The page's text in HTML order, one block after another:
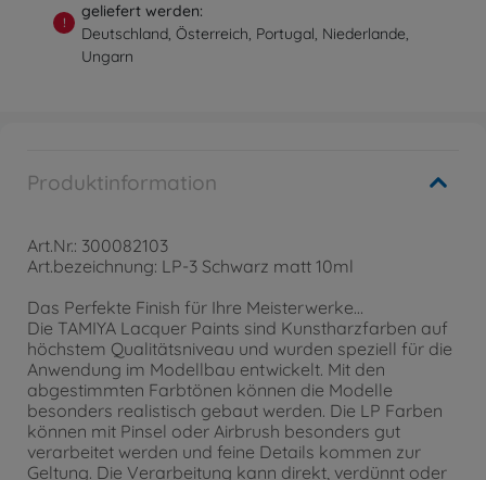
!
geliefert werden:
Deutschland, Österreich, Portugal, Niederlande,
Ungarn
Produktinformation
Art.Nr.: 300082103
Art.bezeichnung: LP-3 Schwarz matt 10ml
Das Perfekte Finish für Ihre Meisterwerke…
Die TAMIYA Lacquer Paints sind Kunstharzfarben auf
höchstem Qualitätsniveau und wurden speziell für die
Anwendung im Modellbau entwickelt. Mit den
abgestimmten Farbtönen können die Modelle
besonders realistisch gebaut werden. Die LP Farben
können mit Pinsel oder Airbrush besonders gut
verarbeitet werden und feine Details kommen zur
Geltung. Die Verarbeitung kann direkt, verdünnt oder